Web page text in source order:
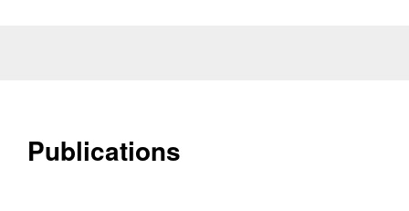
Publications